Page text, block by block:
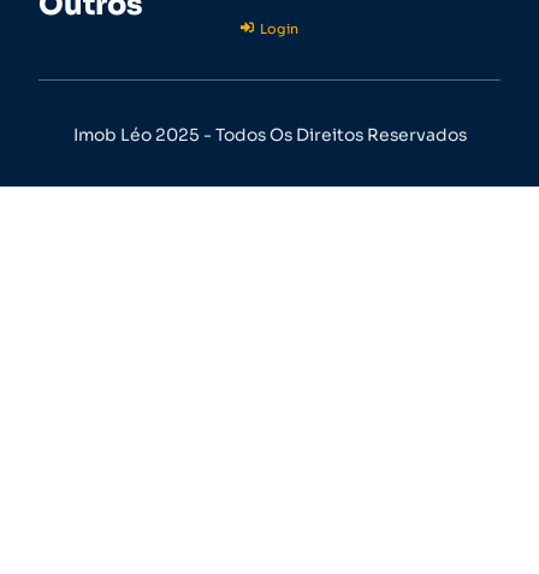
Login
Imob Léo 2025 - Todos Os Direitos Reservados